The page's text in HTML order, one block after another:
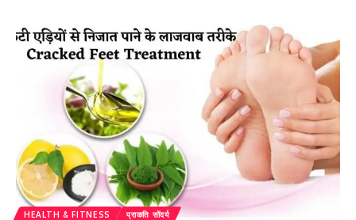
HEALTH & FITNESS प्राकति सोंदर्य